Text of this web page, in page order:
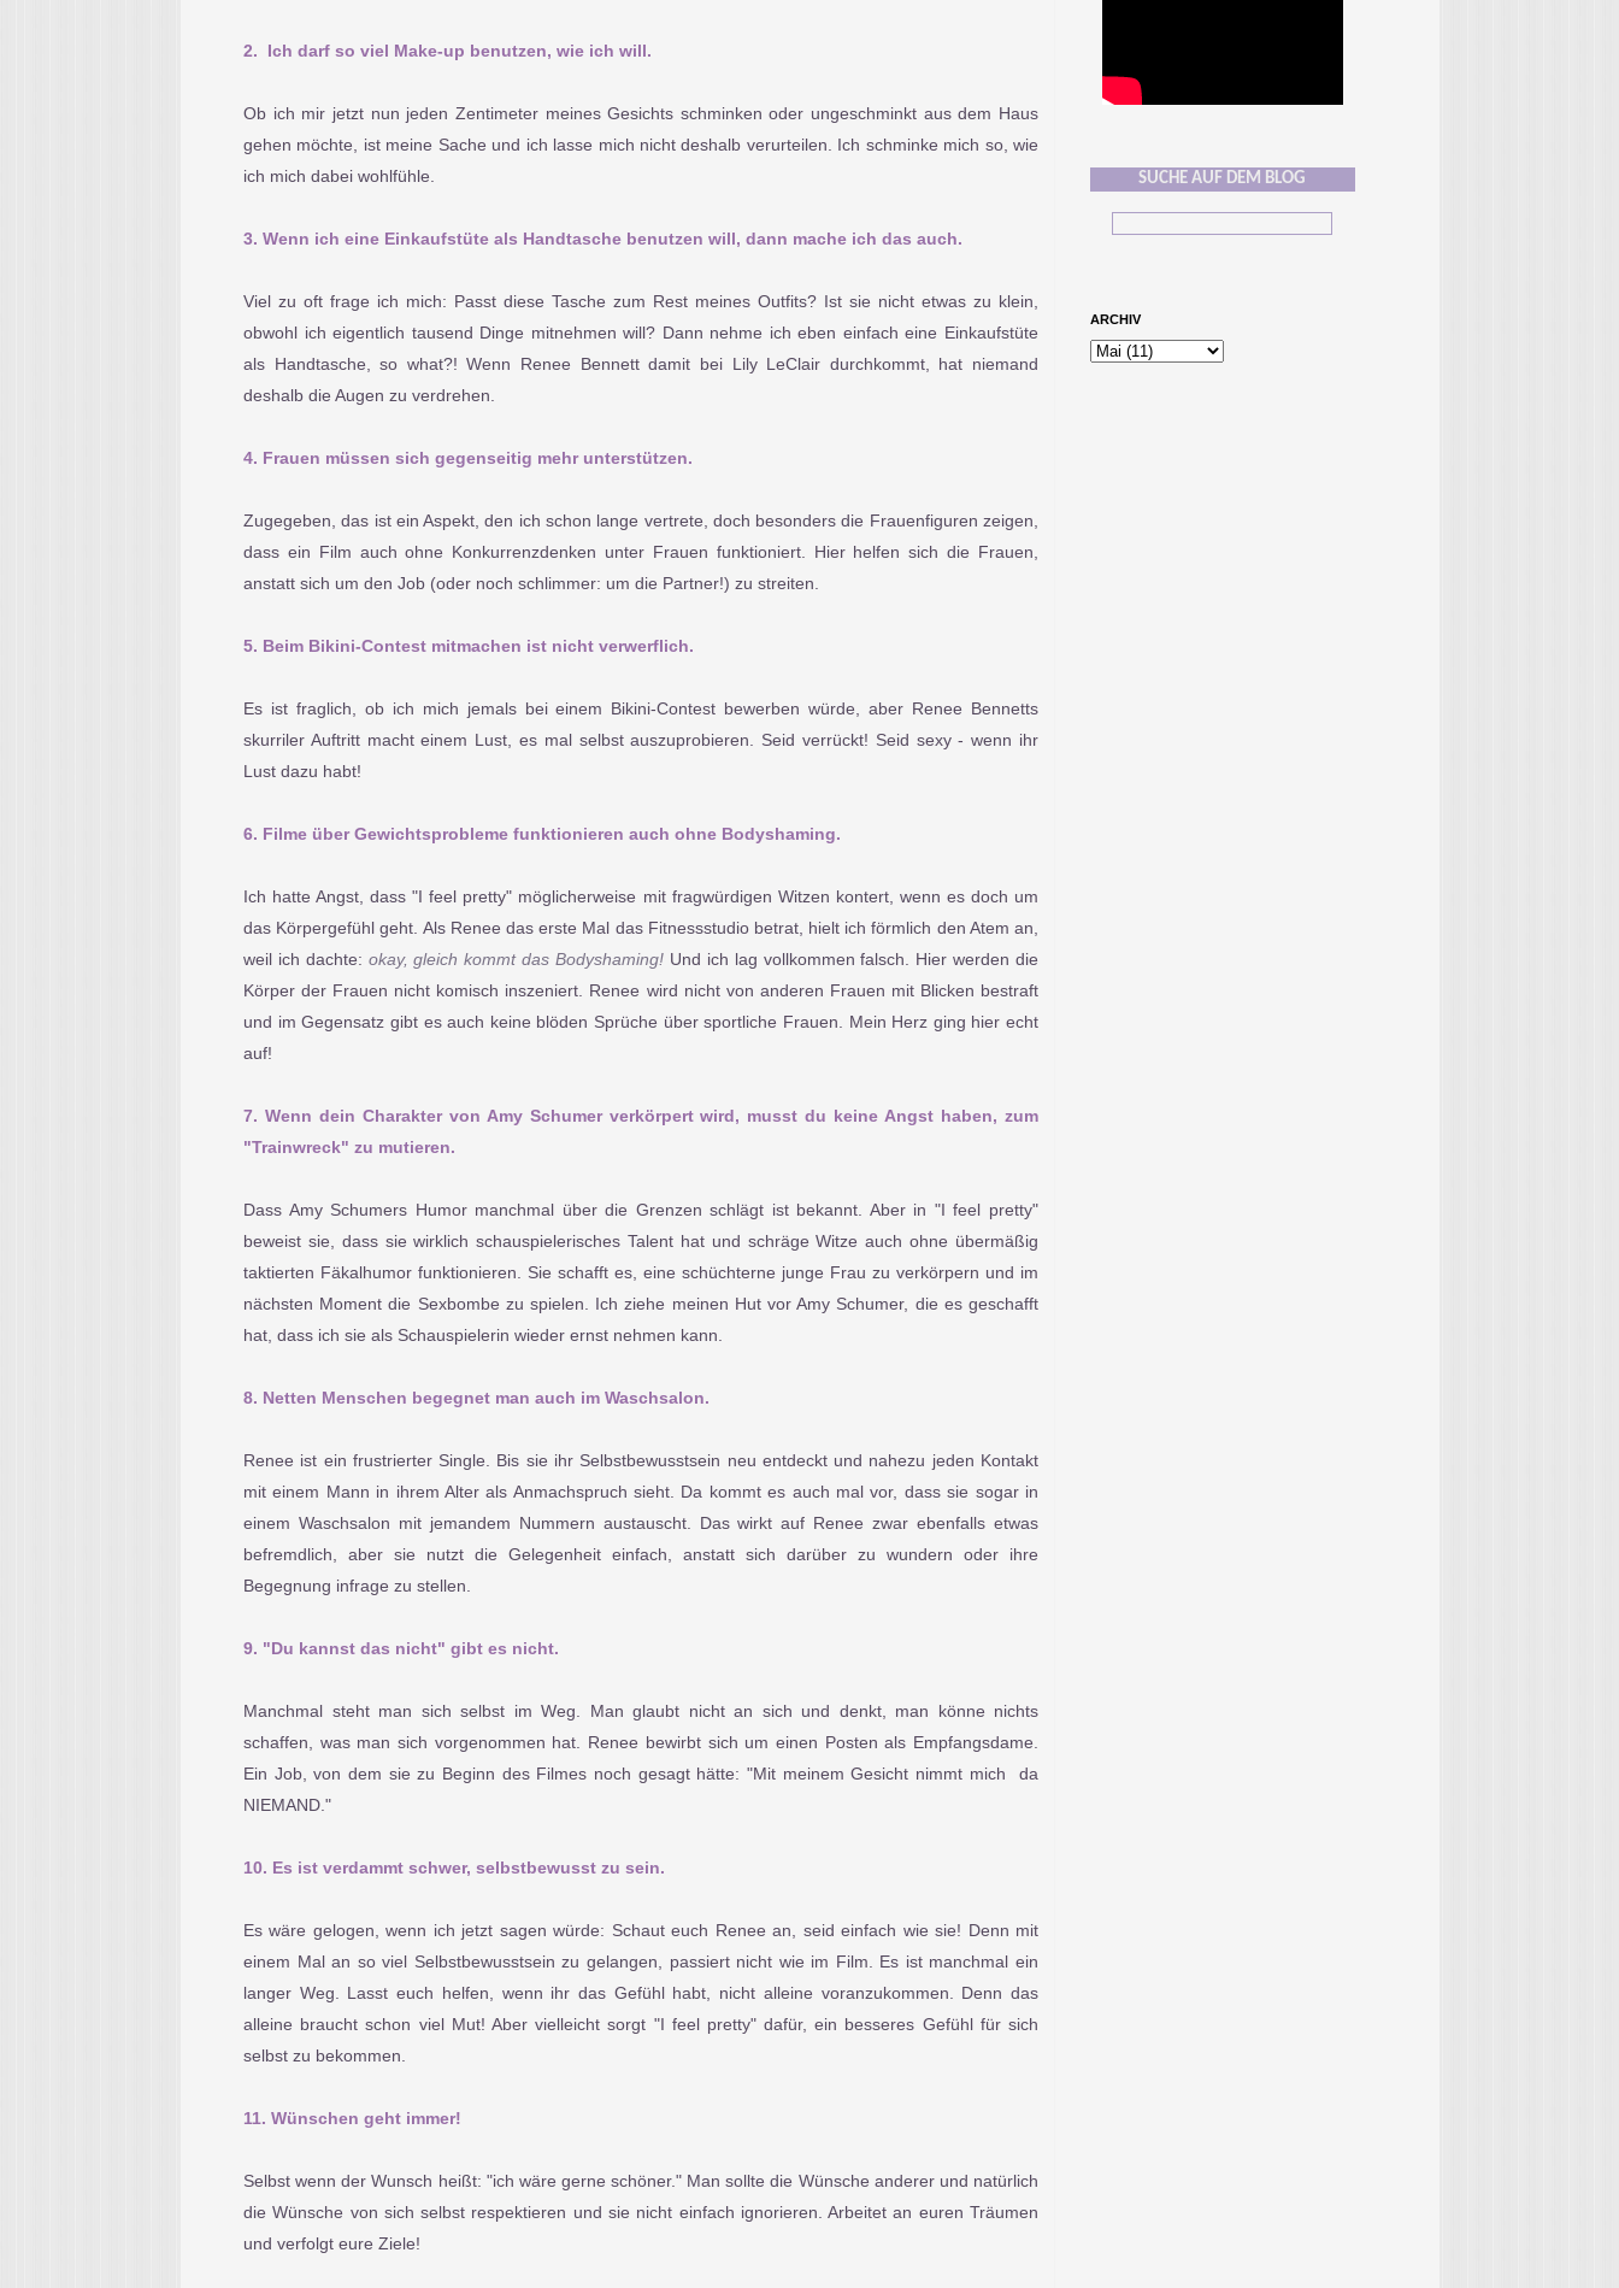
2. Ich darf so viel Make-up benutzen, wie ich will.
Ob ich mir jetzt nun jeden Zentimeter meines Gesichts schminken oder ungeschminkt aus dem Haus
gehen möchte, ist meine Sache und ich lasse mich nicht deshalb verurteilen. Ich schminke mich so, wie
ich mich dabei wohlfühle.
3. Wenn ich eine Einkaufstüte als Handtasche benutzen will, dann mache ich das auch.
Viel zu oft frage ich mich: Passt diese Tasche zum Rest meines Outfits? Ist sie nicht etwas zu klein,
obwohl ich eigentlich tausend Dinge mitnehmen will? Dann nehme ich eben einfach eine Einkaufstüte
als Handtasche, so what?! Wenn Renee Bennett damit bei Lily LeClair durchkommt, hat niemand
deshalb die Augen zu verdrehen.
4. Frauen müssen sich gegenseitig mehr unterstützen.
Zugegeben, das ist ein Aspekt, den ich schon lange vertrete, doch besonders die Frauenfiguren zeigen,
dass ein Film auch ohne Konkurrenzdenken unter Frauen funktioniert. Hier helfen sich die Frauen,
anstatt sich um den Job (oder noch schlimmer: um die Partner!) zu streiten.
5. Beim Bikini-Contest mitmachen ist nicht verwerflich.
Es ist fraglich, ob ich mich jemals bei einem Bikini-Contest bewerben würde, aber Renee Bennetts
skurriler Auftritt macht einem Lust, es mal selbst auszuprobieren. Seid verrückt! Seid sexy - wenn ihr
Lust dazu habt!
6. Filme über Gewichtsprobleme funktionieren auch ohne Bodyshaming.
Ich hatte Angst, dass "I feel pretty" möglicherweise mit fragwürdigen Witzen kontert, wenn es doch um
das Körpergefühl geht. Als Renee das erste Mal das Fitnessstudio betrat, hielt ich förmlich den Atem an,
weil ich dachte: okay, gleich kommt das Bodyshaming! Und ich lag vollkommen falsch. Hier werden die
Körper der Frauen nicht komisch inszeniert. Renee wird nicht von anderen Frauen mit Blicken bestraft
und im Gegensatz gibt es auch keine blöden Sprüche über sportliche Frauen. Mein Herz ging hier echt
auf!
7. Wenn dein Charakter von Amy Schumer verkörpert wird, musst du keine Angst haben, zum
"Trainwreck" zu mutieren.
Dass Amy Schumers Humor manchmal über die Grenzen schlägt ist bekannt. Aber in "I feel pretty"
beweist sie, dass sie wirklich schauspielerisches Talent hat und schräge Witze auch ohne übermäßig
taktierten Fäkalhumor funktionieren. Sie schafft es, eine schüchterne junge Frau zu verkörpern und im
nächsten Moment die Sexbombe zu spielen. Ich ziehe meinen Hut vor Amy Schumer, die es geschafft
hat, dass ich sie als Schauspielerin wieder ernst nehmen kann.
8. Netten Menschen begegnet man auch im Waschsalon.
Renee ist ein frustrierter Single. Bis sie ihr Selbstbewusstsein neu entdeckt und nahezu jeden Kontakt
mit einem Mann in ihrem Alter als Anmachspruch sieht. Da kommt es auch mal vor, dass sie sogar in
einem Waschsalon mit jemandem Nummern austauscht. Das wirkt auf Renee zwar ebenfalls etwas
befremdlich, aber sie nutzt die Gelegenheit einfach, anstatt sich darüber zu wundern oder ihre
Begegnung infrage zu stellen.
9. "Du kannst das nicht" gibt es nicht.
Manchmal steht man sich selbst im Weg. Man glaubt nicht an sich und denkt, man könne nichts
schaffen, was man sich vorgenommen hat. Renee bewirbt sich um einen Posten als Empfangsdame.
Ein Job, von dem sie zu Beginn des Filmes noch gesagt hätte: "Mit meinem Gesicht nimmt mich da
NIEMAND."
10. Es ist verdammt schwer, selbstbewusst zu sein.
Es wäre gelogen, wenn ich jetzt sagen würde: Schaut euch Renee an, seid einfach wie sie! Denn mit
einem Mal an so viel Selbstbewusstsein zu gelangen, passiert nicht wie im Film. Es ist manchmal ein
langer Weg. Lasst euch helfen, wenn ihr das Gefühl habt, nicht alleine voranzukommen. Denn das
alleine braucht schon viel Mut! Aber vielleicht sorgt "I feel pretty" dafür, ein besseres Gefühl für sich
selbst zu bekommen.
11. Wünschen geht immer!
Selbst wenn der Wunsch heißt: "ich wäre gerne schöner." Man sollte die Wünsche anderer und natürlich
die Wünsche von sich selbst respektieren und sie nicht einfach ignorieren. Arbeitet an euren Träumen
und verfolgt eure Ziele!
SUCHE AUF DEM BLOG
ARCHIV